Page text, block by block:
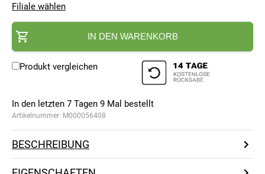
Filiale wählen
IN DEN WARENKORB
Produkt vergleichen
In den letzten 7 Tagen 9 Mal bestellt
Artikelnummer: M000056408
BESCHREIBUNG